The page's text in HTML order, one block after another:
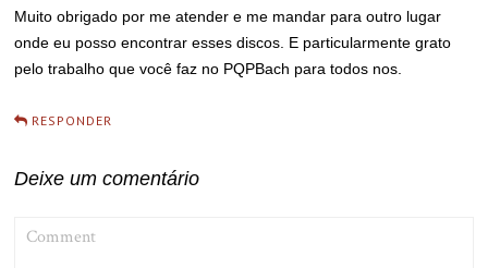
Muito obrigado por me atender e me mandar para outro lugar
onde eu posso encontrar esses discos. E particularmente grato
pelo trabalho que você faz no PQPBach para todos nos.
RESPONDER
Deixe um comentário